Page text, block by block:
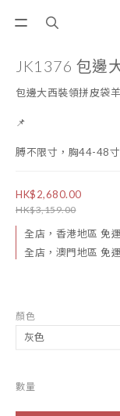
JK1376 包邊
包邊大西裝領拼皮袋
📌
膊不限寸，胸44-48
HK$2,680.00
HK$3,159.00
全店，香港地區 免
全店，澳門地區 免
顏色
數量